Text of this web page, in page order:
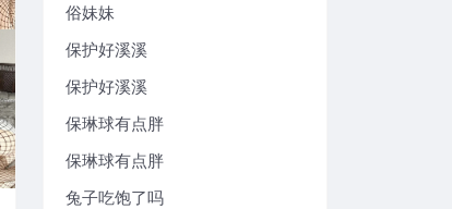
俗妹妹
保护好溪溪
保护好溪溪
保琳球有点胖
保琳球有点胖
兔子吃饱了吗